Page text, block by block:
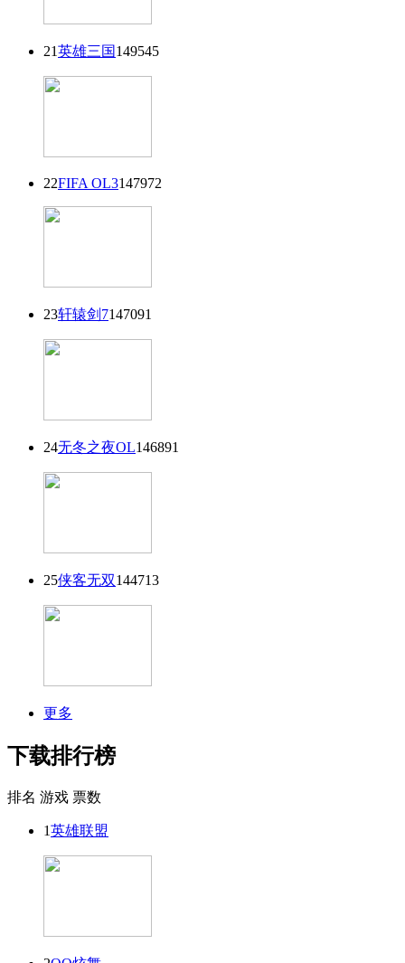
21英雄三国149545
22FIFA OL3147972
23轩辕剑7147091
24无冬之夜OL146891
25侠客无双144713
更多
下载排行榜
排名 游戏 票数
1英雄联盟